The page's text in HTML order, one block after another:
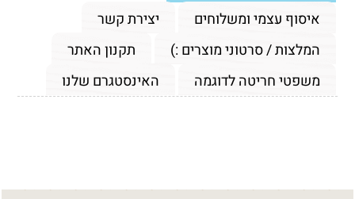
איסוף עצמי ומשלוחים
יצירת קשר
המלצות / סרטוני מוצרים :)
תקנון האתר
משפטי חריטה לדוגמה
האינסטגרם שלנו